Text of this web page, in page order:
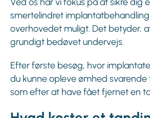
smertelindret
overhovedet muligt. Det betyder,
grundigt bedøvet undervejs.
Efter første besøg, hvor
du kunne opleve ømhed svarende
som efter at have fået fjernet en